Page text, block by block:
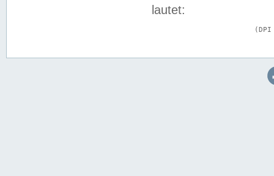
lautet: